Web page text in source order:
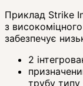
Приклад Strike
з
забезпечує
2
трубу